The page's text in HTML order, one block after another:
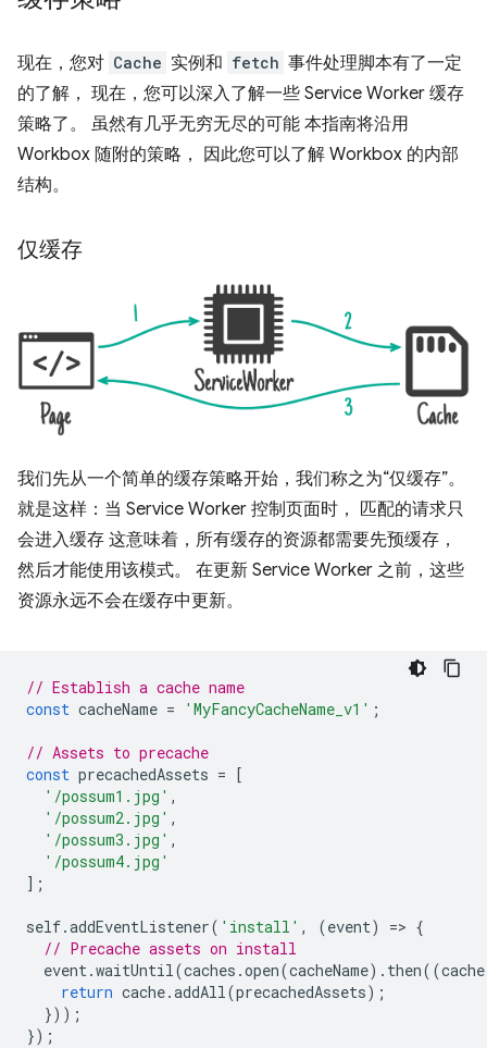
现在，您对 Cache 实例和 fetch 事件处理脚本有了一定
的了解， 现在，您可以深入了解一些 Service Worker 缓存
策略了。 虽然有几乎无穷无尽的可能 本指南将沿用
Workbox 随附的策略， 因此您可以了解 Workbox 的内部
结构。
仅缓存
我们先从一个简单的缓存策略开始，我们称之为“仅缓存”。
就是这样：当 Service Worker 控制页面时， 匹配的请求只
会进入缓存 这意味着，所有缓存的资源都需要先预缓存，
然后才能使用该模式。 在更新 Service Worker 之前，这些
资源永远不会在缓存中更新。
// Establish a cache name
const cacheName = 'MyFancyCacheName_v1' ;
// Assets to precache
const precachedAssets =
[
'/possum1.jpg' ,
'/possum2.jpg' ,
'/possum3.jpg' ,
'/possum4.jpg'
];
self.addEventListener( 'install' , (event) => {
// Precache assets on install
event.waitUntil(caches .open(cacheName). then((cache
return cache.addAll(precachedAssets);
}));
});